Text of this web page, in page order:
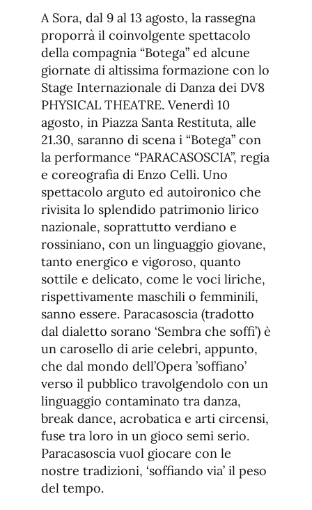
A Sora, dal 9 al 13 agosto, la rassegna
proporrà il coinvolgente spettacolo
della compagnia “Botega” ed alcune
giornate di altissima formazione con lo
Stage Internazionale di Danza dei DV8
PHYSICAL THEATRE. Venerdì 10
agosto, in Piazza Santa Restituta, alle
21.30, saranno di scena i “Botega” con
la performance “PARACASOSCIA”, regia
e coreografia di Enzo Celli. Uno
spettacolo arguto ed autoironico che
rivisita lo splendido patrimonio lirico
nazionale, soprattutto verdiano e
rossiniano, con un linguaggio giovane,
tanto energico e vigoroso, quanto
sottile e delicato, come le voci liriche,
rispettivamente maschili o femminili,
sanno essere. Paracasoscia (tradotto
dal dialetto sorano ‘Sembra che soffi’) è
un carosello di arie celebri, appunto,
che dal mondo dell’Opera ’soffiano’
verso il pubblico travolgendolo con un
linguaggio contaminato tra danza,
break dance, acrobatica e arti circensi,
fuse tra loro in un gioco semi serio.
Paracasoscia vuol giocare con le
nostre tradizioni, ‘soffiando via’ il peso
del tempo.